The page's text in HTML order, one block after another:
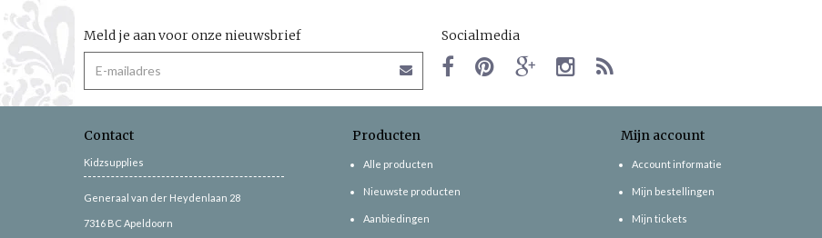
Meld je aan voor onze nieuwsbrief Socialmedia
Contact
Kidzsupplies
Generaal van der Heydenlaan 28
7316 BC Apeldoorn
Producten
Alle producten
Nieuwste producten
Aanbiedingen
Mijn account
Account informatie
Mijn bestellingen
Mijn tickets